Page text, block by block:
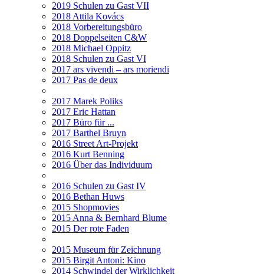
2019 Schulen zu Gast VII
2018 Attila Kovács
2018 Vorbereitungsbüro
2018 Doppelseiten C&W
2018 Michael Oppitz
2018 Schulen zu Gast VI
2017 ars vivendi – ars moriendi
2017 Pas de deux
2017 Marek Poliks
2017 Eric Hattan
2017 Büro für ...
2017 Barthel Bruyn
2016 Street Art-Projekt
2016 Kurt Benning
2016 Über das Individuum
2016 Schulen zu Gast IV
2016 Bethan Huws
2015 Shopmovies
2015 Anna & Bernhard Blume
2015 Der rote Faden
2015 Museum für Zeichnung
2015 Birgit Antoni: Kino
2014 Schwindel der Wirklichkeit